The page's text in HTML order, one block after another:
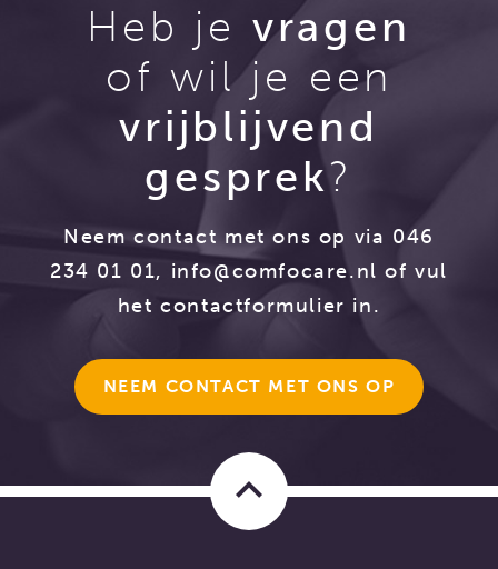
Heb je vragen
of wil je een
vrijblijvend
gesprek?
Neem contact met ons op via 046
234 01 01, info@comfocare.nl of vul
het contactformulier in.
NEEM CONTACT MET ONS OP
keyboard_arrow_up